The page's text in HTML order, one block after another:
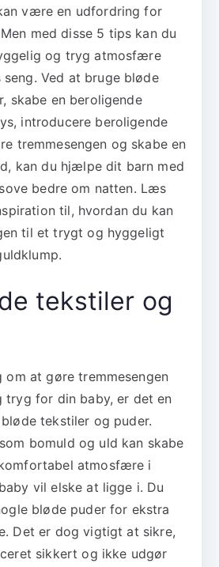
være en udfordring for
med disse 5 tips kan du
og tryg atmosfære
Ved at bruge bløde
skabe en beroligende
introducere beroligende
tremmesengen og skabe en
kan du hjælpe dit barn med
bedre om natten. Læs
til, hvordan du kan
til et trygt og hyggeligt
tekstiler og
om at gøre tremmesengen
tryg for din baby, er det en
tekstiler og puder.
bomuld og uld kan skabe
atmosfære i
vil elske at ligge i. Du
bløde puder for ekstra
Det er dog vigtigt at sikre,
sikkert og ikke udgør